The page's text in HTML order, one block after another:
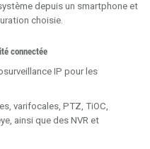
depuis un smartphone et
choisie.
connectée
IP pour les
varifocales, PTZ, TiOC,
ainsi que des NVR et